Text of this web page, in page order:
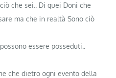
che sei.. Di quei Doni che
ma che in realtà Sono ciò
essere posseduti..
che dietro ogni evento della